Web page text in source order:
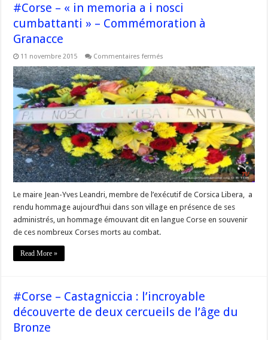
#Corse – « in memoria a i nosci
cumbattanti » – Commémoration à
Granacce
11 novembre 2015 Commentaires fermés
–
« in
memoria
a
i
nosci
cumbattanti »
–
Commémoration
à
Granacce
Le maire Jean-Yves Leandri, membre de l’exécutif de Corsica Libera, a
rendu hommage aujourd’hui dans son village en présence de ses
administrés, un hommage émouvant dit en langue Corse en souvenir
de ces nombreux Corses morts au combat.
Read More »
#Corse – Castagniccia : l’incroyable
découverte de deux cercueils de l’âge du
Bronze